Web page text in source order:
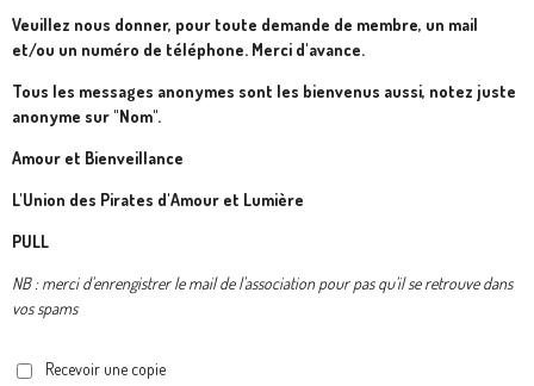
Veuillez nous donner, pour toute demande de membre, un mail
et/ou un numéro de téléphone. Merci d'avance.
Tous les messages anonymes sont les bienvenus aussi, notez juste
anonyme sur "Nom".
Amour et Bienveillance
L'Union des Pirates d'Amour et Lumière
PULL
NB : merci d'enrengistrer le mail de l'association pour pas qu'il se retrouve dans
vos spams
Recevoir une copie